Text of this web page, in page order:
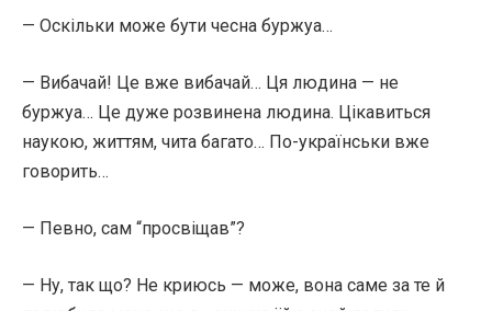
— Оскільки може бути чесна буржуа…
— Вибачай! Це вже вибачай… Ця людина — не
буржуа… Це дуже розвинена людина. Цікавиться
наукою, життям, чита багато… По-українськи вже
говорить…
— Певно, сам “просвіщав”?
— Ну, так що? Не криюсь — може, вона саме за те й